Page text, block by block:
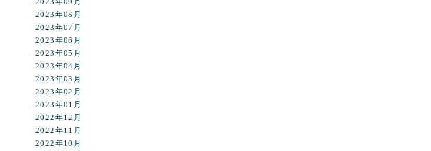
2023年08月
2023年07月
2023年06月
2023年05月
2023年04月
2023年03月
2023年02月
2023年01月
2022年12月
2022年11月
2022年10月